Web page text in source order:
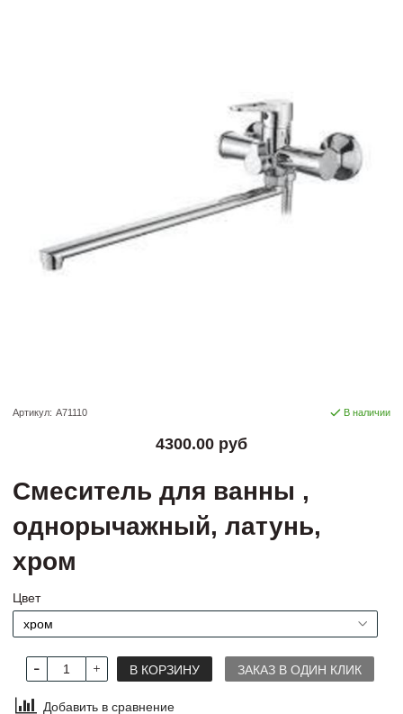
Артикул: A71110 В наличии
4300.00 руб
Cмеситель для ванны ,
однорычажный, латунь,
хром
Цвет
В КОРЗИНУ ЗАКАЗ В ОДИН КЛИК
Добавить в сравнение